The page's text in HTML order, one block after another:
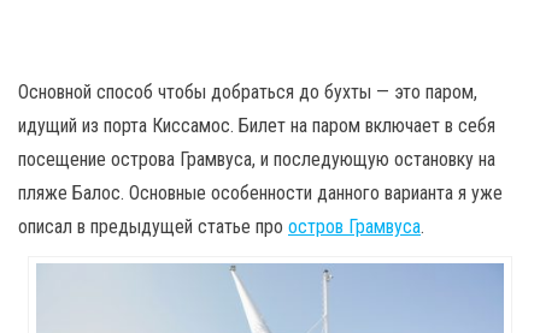
Основной способ чтобы добраться до бухты — это паром,
идущий из порта Киссамос. Билет на паром включает в себя
посещение острова Грамвуса, и последующую остановку на
пляже Балос. Основные особенности данного варианта я уже
описал в предыдущей статье про остров Грамвуса.